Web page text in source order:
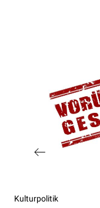
Vorheriger
Kulturpolitik